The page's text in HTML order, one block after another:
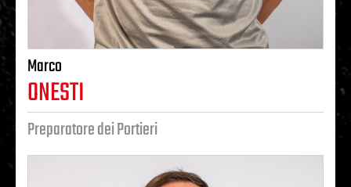
Marco
ONESTI
Preparatore dei Portieri